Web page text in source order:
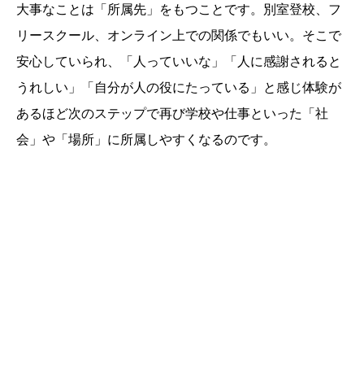
大事なことは「所属先」をもつことです。別室登校、フ
リースクール、オンライン上での関係でもいい。そこで
安心していられ、「人っていいな」「人に感謝されると
うれしい」「自分が人の役にたっている」と感じ体験が
あるほど次のステップで再び学校や仕事といった「社
会」や「場所」に所属しやすくなるのです。